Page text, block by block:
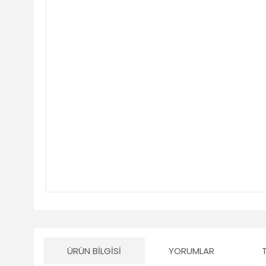
ÜRÜN BILGISI YORUMLAR